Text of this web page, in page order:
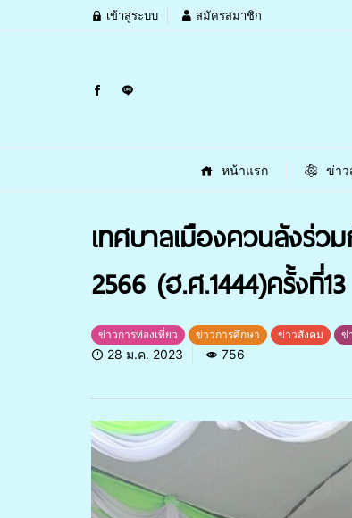
เข้าสู่ระบบ สมัครสมาชิก
หน้าแรก ข่าว
เทศบาลเมืองควนลังร่
2566 (ฮ.ศ.1444)ครั้งที่13
ข่าวการท่องเที่ยว ข่าวการศึกษา ข่าวสังคม ข่
28 ม.ค. 2023 756